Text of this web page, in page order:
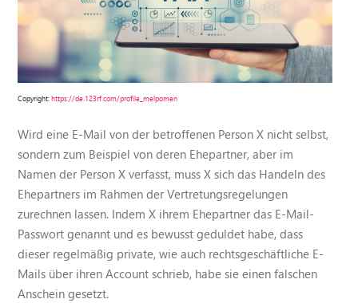
Copyright:https://de.123rf.com/profile_melpomen
Wird eine E-Mail von der betroffenen Person X nicht selbst,
sondern zum Beispiel von deren Ehepartner, aber im
Namen der Person X verfasst, muss X sich das Handeln des
Ehepartners im Rahmen der Vertretungsregelungen
zurechnen lassen. Indem X ihrem Ehepartner das E-Mail-
Passwort genannt und es bewusst geduldet habe, dass
dieser regelmäßig private, wie auch rechtsgeschäftliche E-
Mails über ihren Account schrieb, habe sie einen falschen
Anschein gesetzt.